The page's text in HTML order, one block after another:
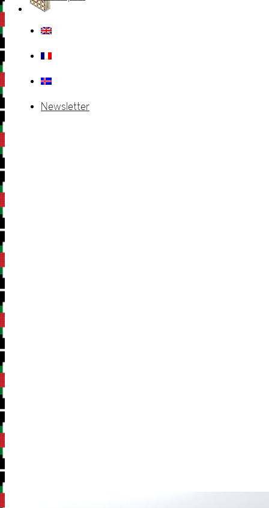
Newsletter